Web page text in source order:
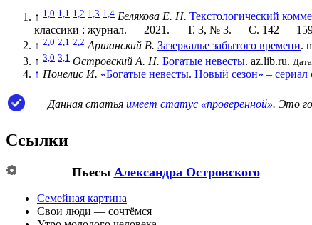
↑ 1,0 1,1 1,2 1,3 1,4 Белякова Е. Н. Текстологический
классики : журнал. — 2021. — Т. 3, № 3. — С. 142 —
↑ 2,0 2,1 2,2 Аршанский В. Зазеркалье забытого времени.
↑ 3,0 3,1 Островский А. Н. Богатые невесты. az.lib.ru.
↑ Понелис И. «Богатые невесты. Новый сезон» –
Данная статья имеет статус «проверенной». Это
Ссылки
Пьесы Александра Островского
Семейная картина
Свои люди — сочтёмся